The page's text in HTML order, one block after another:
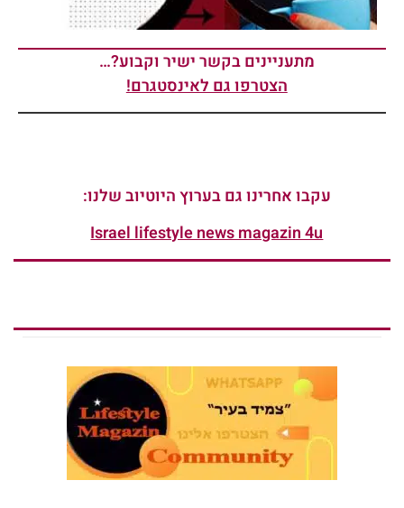
מתעניינים בקשר ישיר וקבוע?…
הצטרפו גם לאינסטגרם!
עקבו אחרינו גם בערוץ היוטיוב שלנו:
Israel lifestyle news magazin 4u